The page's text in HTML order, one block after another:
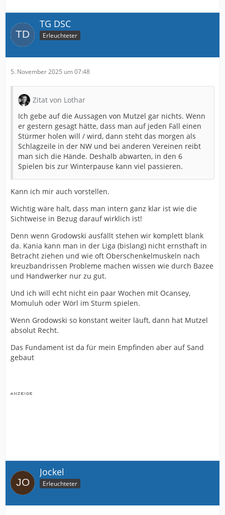
TG DSC
Erleuchteter
5. November 2025 um 07:48
Zitat von Lothar
Ich gebe auf die Aussagen von Mutzel gar nichts. Wenn
er gestern gesagt hätte, dass man auf jeden Fall einen
Stürmer holen will / wird, dann steht das morgen als
Schlagzeile in der NW und bei anderen Vereinen reibt
man sich die Hände. Deshalb abwarten, in den 6
Spielen bis zur Winterpause kann viel passieren.
Kann ich mir auch vorstellen.
Wichtig wäre halt, dass man intern ganz klar ist wie die
Sichtweise in Bezug darauf wirklich ist!
Denn wenn Grodowski ausfällt stehen wir komplett blank
da. Kania kann man in der Liga (bislang) nicht ernsthaft in
Betracht ziehen und wie oft Oberschenkelmuskeln nach
kreuzbandrissen Probleme machen wissen wie durch Bazee
und Handwerker nur zu gut.
Und ich will echt nicht ein paar Wochen mit Ocansey,
Momuluh oder Wörl im Sturm spielen.
Wenn Grodowski so konstant weiter läuft, dann hat Mutzel
absolut Recht.
Das Fundament ist da für mein Empfinden aber auf Sand
gebaut
Jockel
Erleuchteter